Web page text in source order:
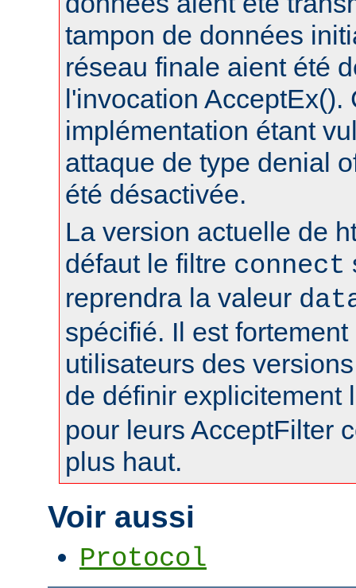
tampon de données
réseau finale aient été
l'invocation AcceptEx().
implémentation étant
attaque de type denial
été désactivée.
La version actuelle de
défaut le filtre connect
reprendra la valeur
spécifié. Il est
utilisateurs des
de définir explicitement
pour leurs AcceptFilter
plus haut.
Voir aussi
Protocol